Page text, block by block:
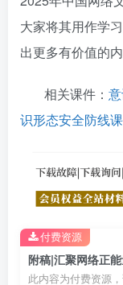
大家将其用作学
出更多有价值的内
相关课件：
识形态安全防线
此内容为付费资源
付费资源